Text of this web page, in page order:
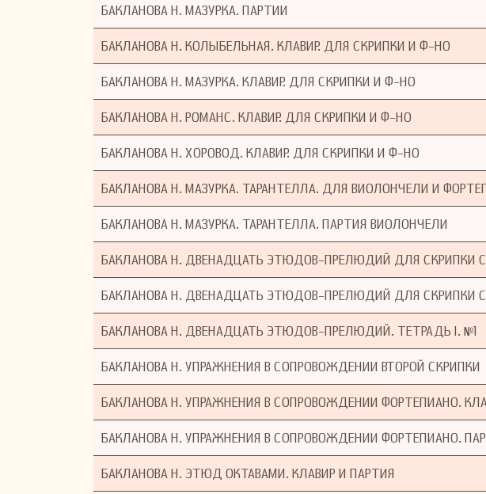
БАКЛАНОВА Н. МАЗУРКА. ПАРТИИ
БАКЛАНОВА Н. КОЛЫБЕЛЬНАЯ. КЛАВИР. ДЛЯ СКРИПКИ И Ф-НО
БАКЛАНОВА Н. МАЗУРКА. КЛАВИР. ДЛЯ СКРИПКИ И Ф-НО
БАКЛАНОВА Н. РОМАНС. КЛАВИР. ДЛЯ СКРИПКИ И Ф-НО
БАКЛАНОВА Н. ХОРОВОД. КЛАВИР. ДЛЯ СКРИПКИ И Ф-НО
БАКЛАНОВА Н. МАЗУРКА. ТАРАНТЕЛЛА. ДЛЯ ВИОЛОНЧЕЛИ И
БАКЛАНОВА Н. МАЗУРКА. ТАРАНТЕЛЛА. ПАРТИЯ ВИОЛОНЧЕЛИ
БАКЛАНОВА Н. ДВЕНАДЦАТЬ ЭТЮДОВ-ПРЕЛЮДИЙ ДЛЯ СКРИПКИ
БАКЛАНОВА Н. ДВЕНАДЦАТЬ ЭТЮДОВ-ПРЕЛЮДИЙ ДЛЯ СКРИПКИ
БАКЛАНОВА Н. ДВЕНАДЦАТЬ ЭТЮДОВ-ПРЕЛЮДИЙ. ТЕТРАДЬ I. №1
БАКЛАНОВА Н. УПРАЖНЕНИЯ В СОПРОВОЖДЕНИИ ВТОРОЙ СКРИПКИ
БАКЛАНОВА Н. УПРАЖНЕНИЯ В СОПРОВОЖДЕНИИ ФОРТЕПИАНО.
БАКЛАНОВА Н. УПРАЖНЕНИЯ В СОПРОВОЖДЕНИИ ФОРТЕПИАНО.
БАКЛАНОВА Н. ЭТЮД ОКТАВАМИ. КЛАВИР И ПАРТИЯ